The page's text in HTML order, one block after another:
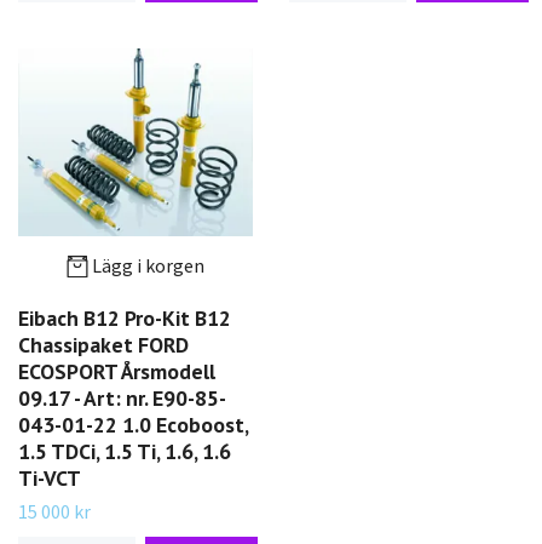
Lägg i korgen
Eibach B12 Pro-Kit B12
Chassipaket FORD
ECOSPORT Årsmodell
09.17 - Art: nr. E90-85-
043-01-22 1.0 Ecoboost,
1.5 TDCi, 1.5 Ti, 1.6, 1.6
Ti-VCT
15 000 kr